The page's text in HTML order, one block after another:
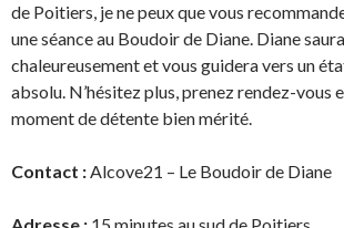
de Poitiers, je ne peux que vous
une séance au Boudoir de Diane. Diane
chaleureusement et vous guidera vers un
absolu. N’hésitez plus, prenez rendez-vous
moment de détente bien mérité.
Contact :Alcove21 – Le Boudoir de Diane